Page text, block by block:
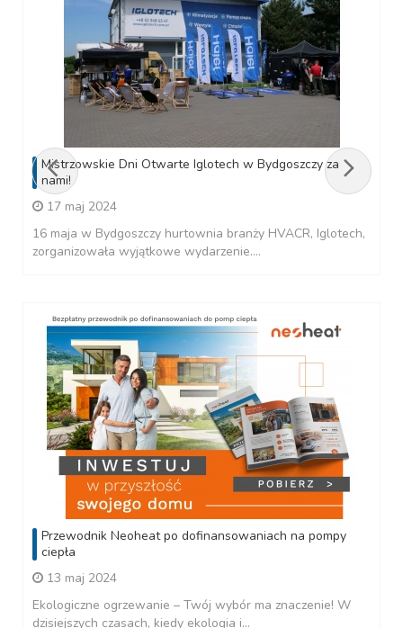
Mistrzowskie Dni Otwarte Iglotech w Bydgoszczy za
nami!
17 maj 2024
16 maja w Bydgoszczy hurtownia branży HVACR, Iglotech,
zorganizowała wyjątkowe wydarzenie....
Przewodnik Neoheat po dofinansowaniach na pompy
ciepła
13 maj 2024
Ekologiczne ogrzewanie – Twój wybór ma znaczenie! W
dzisiejszych czasach, kiedy ekologia i...